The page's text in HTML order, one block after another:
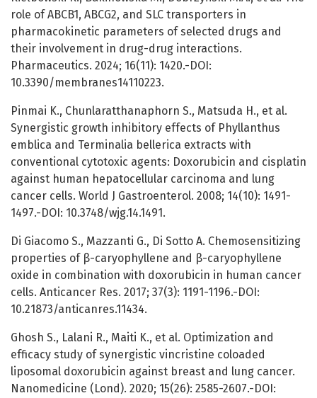
role of ABCB1, ABCG2, and SLC transporters in
pharmacokinetic parameters of selected drugs and
their involvement in drug-drug interactions.
Pharmaceutics. 2024; 16(11): 1420.-DOI:
10.3390/membranes14110223.
Pinmai K., Chunlaratthanaphorn S., Matsuda H., et al.
Synergistic growth inhibitory effects of Phyllanthus
emblica and Terminalia bellerica extracts with
conventional cytotoxic agents: Doxorubicin and cisplatin
against human hepatocellular carcinoma and lung
cancer cells. World J Gastroenterol. 2008; 14(10): 1491-
1497.-DOI: 10.3748/wjg.14.1491.
Di Giacomo S., Mazzanti G., Di Sotto A. Chemosensitizing
properties of β-caryophyllene and β-caryophyllene
oxide in combination with doxorubicin in human cancer
cells. Anticancer Res. 2017; 37(3): 1191-1196.-DOI:
10.21873/anticanres.11434.
Ghosh S., Lalani R., Maiti K., et al. Optimization and
efficacy study of synergistic vincristine coloaded
liposomal doxorubicin against breast and lung cancer.
Nanomedicine (Lond). 2020; 15(26): 2585-2607.-DOI: